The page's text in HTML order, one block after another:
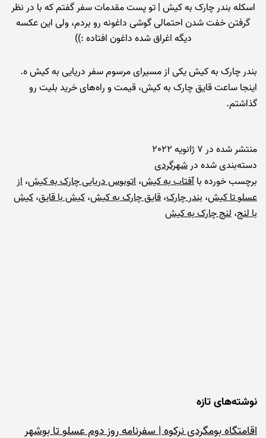
اسکله بندر چارک به کیش | تو پست مقدمات سفر گفتم که با در نظر
گرفتن خفت شدن احتمالی گوشی داغونه رو بردم، ولی این عکسه
دیگه اغراق شده داغون افتاده :))
بندر چارک به کیش یکی از مسیرای مرسوم سفر دریایی به کیش ه.
اینجا ساعت قایق چارک به کیش، قیمت و راه‌های خرید بلیت رو
گذاشتم.
منتشر شده در 7 ژانویه 2022
دسته‌بندی شده در شهرگردی
برچسب خورده باآفتاب به کیش، اتوبوس دریایی چارک به کیش، از
عسلو تا کیش، بندر چارک، قایق چارک به کیش، کیش با قایق، کیش
با لنج، لنج چارک به کیش
نوشته‌های تازه
اقامتگاه بومگردی نرکوه | سفرنامه روز دوم عسلو تا بوشهر